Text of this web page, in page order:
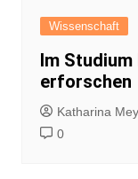
Wissenschaft
Im
erforschen
Katharina
0